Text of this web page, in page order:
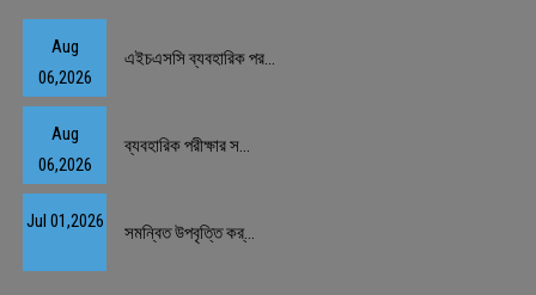
Aug
06,2026
এইচএসসি ব্যবহারিক পর...
Aug
06,2026
ব্যবহারিক পরীক্ষার স...
Jul 01,2026
সমন্বিত উপবৃত্তি কর্...